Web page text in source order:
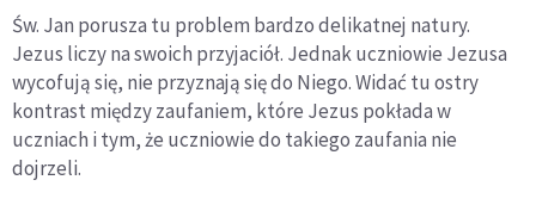
Św. Jan porusza tu problem bardzo delikatnej natury.
Jezus liczy na swoich przyjaciół. Jednak uczniowie Jezusa
wycofują się, nie przyznają się do Niego. Widać tu ostry
kontrast między zaufaniem, które Jezus pokłada w
uczniach i tym, że uczniowie do takiego zaufania nie
dojrzeli.